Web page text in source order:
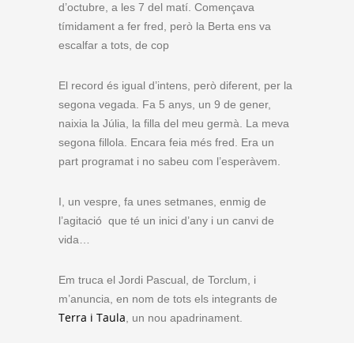
d’octubre, a les 7 del matí. Començava
tímidament a fer fred, però la Berta ens va
escalfar a tots, de cop
El record és igual d’intens, però diferent, per la
segona vegada. Fa 5 anys, un 9 de gener,
naixia la Júlia, la filla del meu germà. La meva
segona fillola. Encara feia més fred. Era un
part programat i no sabeu com l’esperàvem.
I, un vespre, fa unes setmanes, enmig de
l’agitació que té un inici d’any i un canvi de
vida…
Em truca el Jordi Pascual, de Torclum, i
m’anuncia, en nom de tots els integrants de
Terra i Taula, un nou apadrinament.